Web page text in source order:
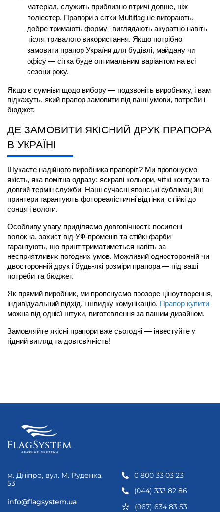
матеріал, служить приблизно втричі довше, ніж
поліестер. Прапори з сітки Multiflag не вигорають,
добре тримають форму і виглядають акуратно навіть
замовити прапор України для будівлі, майдану чи
офісу — сітка буде оптимальним варіантом на всі
сезони року.
Якщо є сумніви щодо вибору — подзвоніть виробнику, і вам
підкажуть, який прапор замовити під ваші умови, потреби і
бюджет.
ДЕ ЗАМОВИТИ ЯКІСНИЙ ДРУК ПРАПОРА
В УКРАЇНІ
Шукаєте надійного виробника прапорів? Ми пропонуємо
якість, яка помітна одразу: яскраві кольори, чіткі контури та
довгий термін служби. Наші сучасні японські сублімаційні
принтери гарантують фотореалістичні відтінки, стійкі до
сонця і вологи.
Особливу увагу приділяємо довговічності: посилені
волокна, захист від УФ-променів та стійкі фарби
гарантують, що принт триматиметься навіть за
несприятливих погодних умов. Можливий односторонній чи
двосторонній друк і будь-які розміри прапора — під ваші
потреби та бюджет.
Як прямий виробник, ми пропонуємо прозоре ціноутворення,
індивідуальний підхід, і швидку комунікацію. Прапор купити
можна від однієї штуки, виготовлення за вашим дизайном.
Замовляйте якісні прапори вже сьогодні — інвестуйте у
гідний вигляд та довговічність!
м. Дніпро, вул. М. Руденка,
53
info@flagsystem.ua
0 800 33 03 23
(044) 333 82 86
(067) 634 83 53